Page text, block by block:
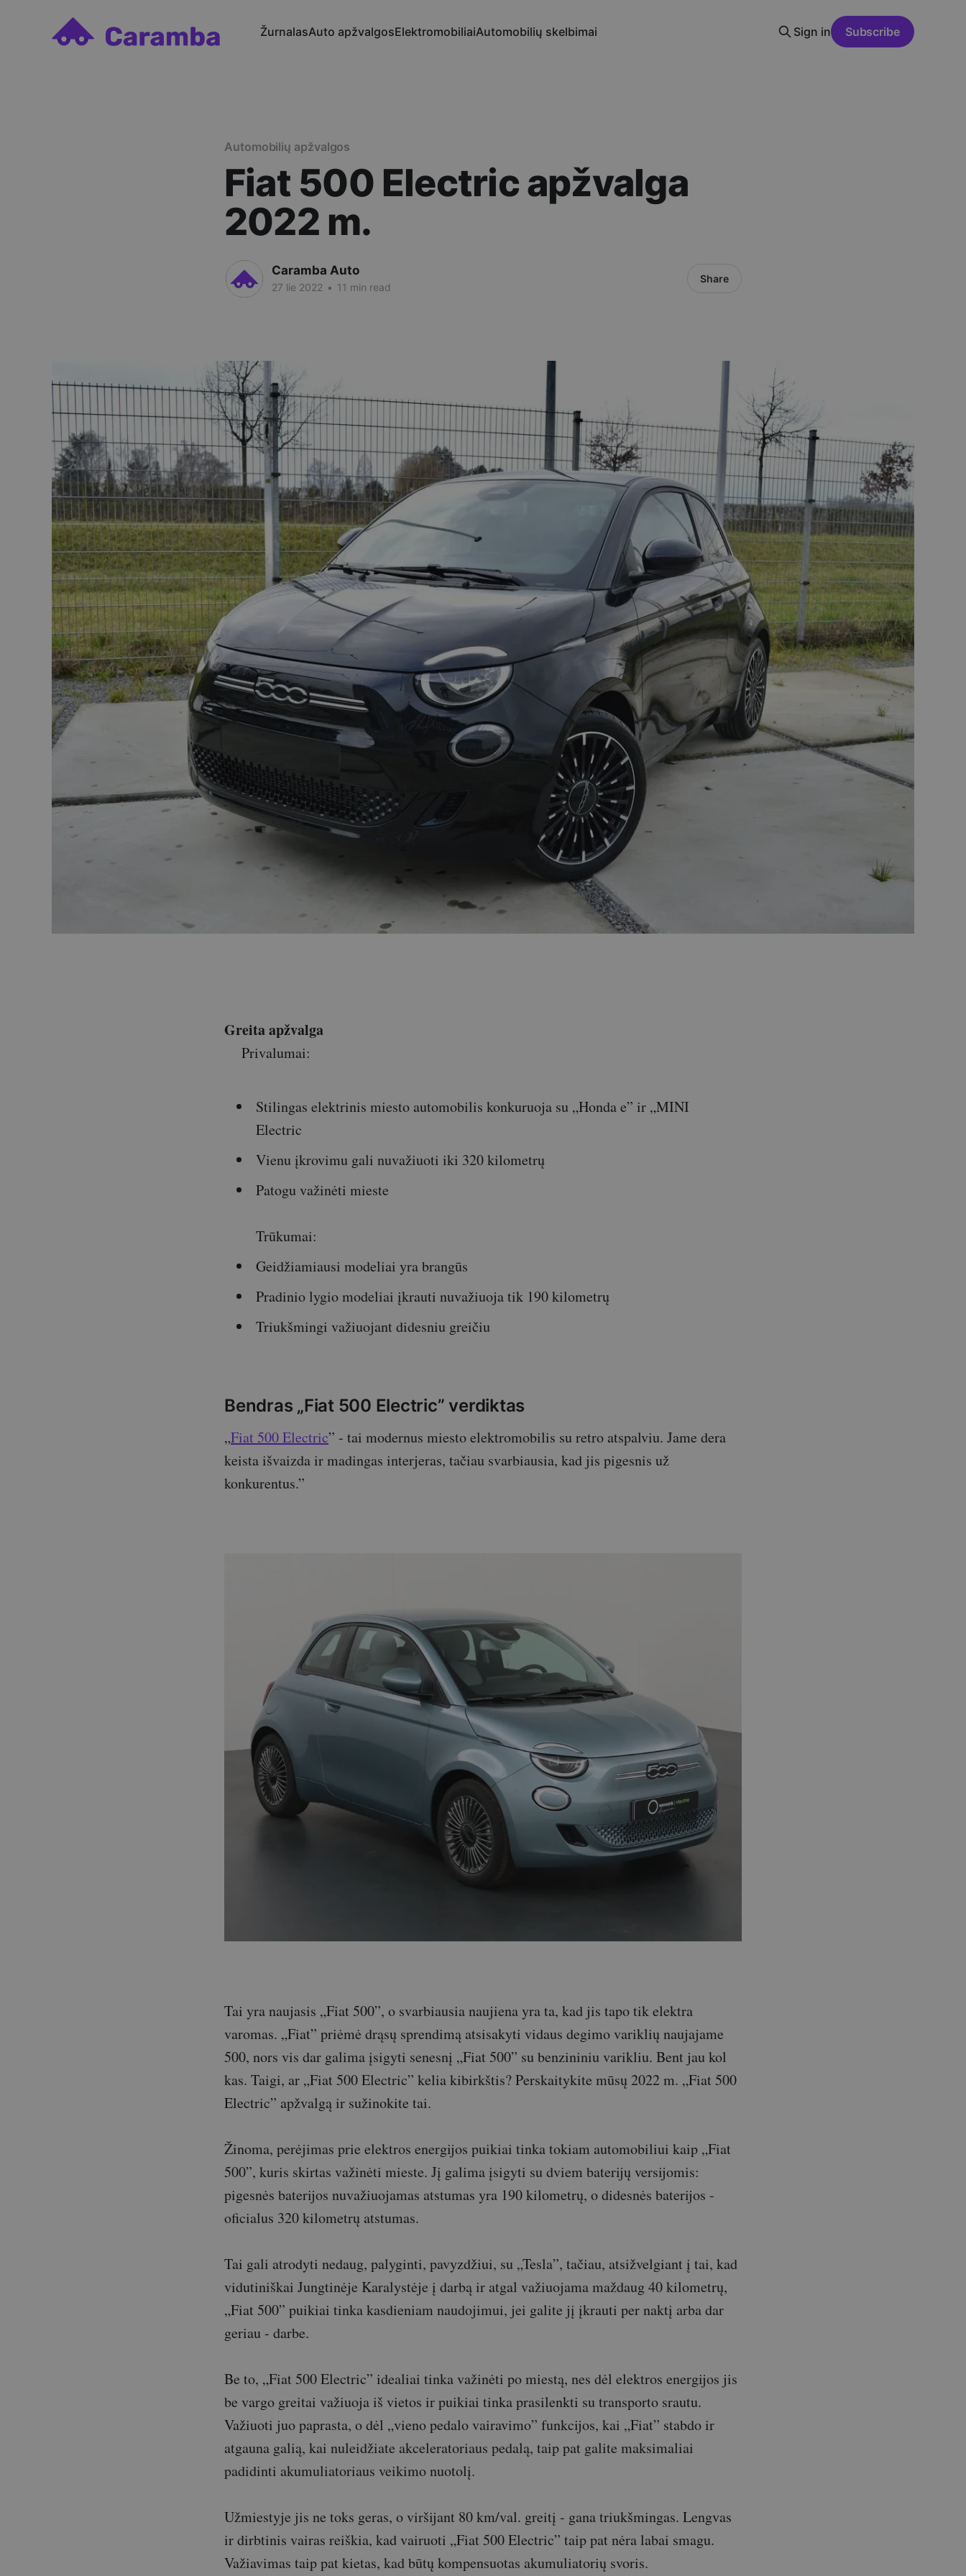
ŽurnalasAuto apžvalgosElektromobiliaiAutomobilių skelbimai Sign in Subscribe
Automobilių apžvalgos
Fiat 500 Electric apžvalga
2022 m.
Caramba Auto
27 lie 2022 • 11 min read
Share
Greita apžvalga
Privalumai:
Stilingas elektrinis miesto automobilis konkuruoja su „Honda e” ir „MINI
Electric
Vienu įkrovimu gali nuvažiuoti iki 320 kilometrų
Patogu važinėti mieste
Trūkumai:
Geidžiamiausi modeliai yra brangūs
Pradinio lygio modeliai įkrauti nuvažiuoja tik 190 kilometrų
Triukšmingi važiuojant didesniu greičiu
Bendras „Fiat 500 Electric” verdiktas
„Fiat 500 Electric” - tai modernus miesto elektromobilis su retro atspalviu. Jame dera
keista išvaizda ir madingas interjeras, tačiau svarbiausia, kad jis pigesnis už
konkurentus.”
Tai yra naujasis „Fiat 500”, o svarbiausia naujiena yra ta, kad jis tapo tik elektra
varomas. „Fiat” priėmė drąsų sprendimą atsisakyti vidaus degimo variklių naujajame
500, nors vis dar galima įsigyti senesnį „Fiat 500” su benzininiu varikliu. Bent jau kol
kas. Taigi, ar „Fiat 500 Electric” kelia kibirkštis? Perskaitykite mūsų 2022 m. „Fiat 500
Electric” apžvalgą ir sužinokite tai.
Žinoma, perėjimas prie elektros energijos puikiai tinka tokiam automobiliui kaip „Fiat
500”, kuris skirtas važinėti mieste. Jį galima įsigyti su dviem baterijų versijomis:
pigesnės baterijos nuvažiuojamas atstumas yra 190 kilometrų, o didesnės baterijos -
oficialus 320 kilometrų atstumas.
Tai gali atrodyti nedaug, palyginti, pavyzdžiui, su „Tesla”, tačiau, atsižvelgiant į tai, kad
vidutiniškai Jungtinėje Karalystėje į darbą ir atgal važiuojama maždaug 40 kilometrų,
„Fiat 500” puikiai tinka kasdieniam naudojimui, jei galite jį įkrauti per naktį arba dar
geriau - darbe.
Be to, „Fiat 500 Electric” idealiai tinka važinėti po miestą, nes dėl elektros energijos jis
be vargo greitai važiuoja iš vietos ir puikiai tinka prasilenkti su transporto srautu.
Važiuoti juo paprasta, o dėl „vieno pedalo vairavimo” funkcijos, kai „Fiat” stabdo ir
atgauna galią, kai nuleidžiate akceleratoriaus pedalą, taip pat galite maksimaliai
padidinti akumuliatoriaus veikimo nuotolį.
Užmiestyje jis ne toks geras, o viršijant 80 km/val. greitį - gana triukšmingas. Lengvas
ir dirbtinis vairas reiškia, kad vairuoti „Fiat 500 Electric” taip pat nėra labai smagu.
Važiavimas taip pat kietas, kad būtų kompensuotas akumuliatorių svoris.